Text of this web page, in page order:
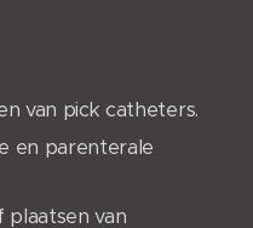
van pick catheters.
en parenterale
plaatsen van